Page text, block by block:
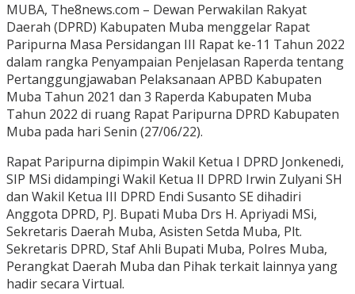
MUBA, The8news.com – Dewan Perwakilan Rakyat
Daerah (DPRD) Kabupaten Muba menggelar Rapat
Paripurna Masa Persidangan III Rapat ke-11 Tahun 2022
dalam rangka Penyampaian Penjelasan Raperda tentang
Pertanggungjawaban Pelaksanaan APBD Kabupaten
Muba Tahun 2021 dan 3 Raperda Kabupaten Muba
Tahun 2022 di ruang Rapat Paripurna DPRD Kabupaten
Muba pada hari Senin (27/06/22).
Rapat Paripurna dipimpin Wakil Ketua I DPRD Jonkenedi,
SIP MSi didampingi Wakil Ketua II DPRD Irwin Zulyani SH
dan Wakil Ketua III DPRD Endi Susanto SE dihadiri
Anggota DPRD, PJ. Bupati Muba Drs H. Apriyadi MSi,
Sekretaris Daerah Muba, Asisten Setda Muba, Plt.
Sekretaris DPRD, Staf Ahli Bupati Muba, Polres Muba,
Perangkat Daerah Muba dan Pihak terkait lainnya yang
hadir secara Virtual.